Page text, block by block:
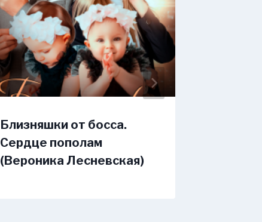
Близняшки от босса.
Сердце пополам
(Вероника Лесневская)